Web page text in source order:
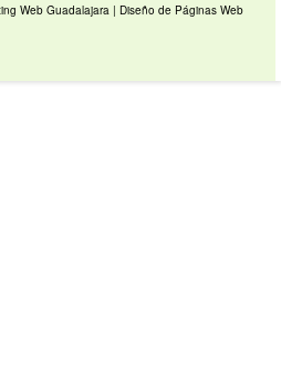
Web Guadalajara | Diseño de Páginas Web